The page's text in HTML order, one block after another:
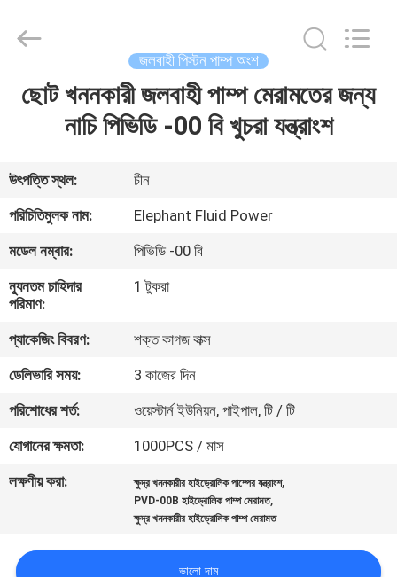
বাড়ি
আমাদের
সম্পর্কে
কারখানা
ভ্রমণ
মান
নিয়ন্ত্রণ
যোগাযোগ
খবর
Power
Co.,Ltd.
জলবাহী পিস্টন পাম্প অংশ
ছোট খননকারী জলবাহী পাম্প মেরামতের জন্য
নাচি পিভিডি -00 বি খুচরা যন্ত্রাংশ
উৎপত্তি স্থল:
চীন
পরিচিতিমুলক নাম:
Elephant Fluid Power
মডেল নম্বার:
পিভিডি -00 বি
ন্যূনতম চাহিদার
পরিমাণ:
1 টুকরা
প্যাকেজিং বিবরণ:
শক্ত কাগজ বাক্স
ডেলিভারি সময়:
3 কাজের দিন
পরিশোধের শর্ত:
ওয়েস্টার্ন ইউনিয়ন, পাইপাল, টি / টি
যোগানের ক্ষমতা:
1000PCS / মাস
লক্ষণীয় করা:
ক্ষুদ্র খননকারীর হাইড্রোলিক পাম্পের যন্ত্রাংশ,
PVD-00B হাইড্রোলিক পাম্প মেরামত,
ক্ষুদ্র খননকারীর হাইড্রোলিক পাম্প মেরামত
ভালো দাম